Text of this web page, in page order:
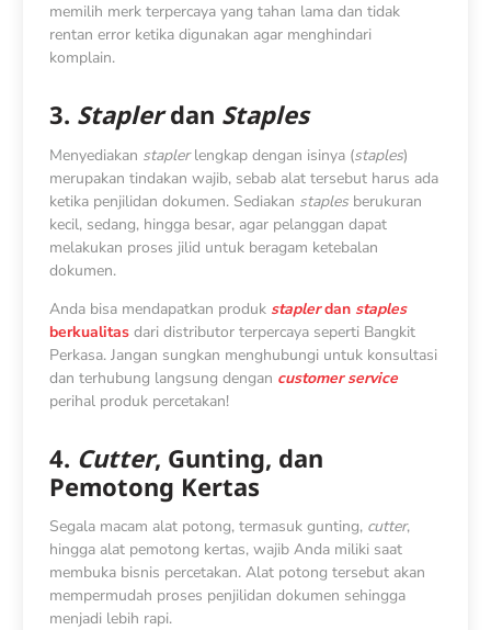
memilih merk terpercaya yang tahan lama dan tidak
rentan error ketika digunakan agar menghindari
komplain.
3. Staplerdan Staples
Menyediakan staplerlengkap dengan isinya (staples)
merupakan tindakan wajib, sebab alat tersebut harus ada
ketika penjilidan dokumen. Sediakan staples berukuran
kecil, sedang, hingga besar, agar pelanggan dapat
melakukan proses jilid untuk beragam ketebalan
dokumen.
Anda bisa mendapatkan produk staplerdan staples
berkualitas dari distributor terpercaya seperti Bangkit
Perkasa. Jangan sungkan menghubungi untuk konsultasi
dan terhubung langsung dengan customer service
perihal produk percetakan!
4. Cutter, Gunting, dan
Pemotong Kertas
Segala macam alat potong, termasuk gunting, cutter,
hingga alat pemotong kertas, wajib Anda miliki saat
membuka bisnis percetakan. Alat potong tersebut akan
mempermudah proses penjilidan dokumen sehingga
menjadi lebih rapi.